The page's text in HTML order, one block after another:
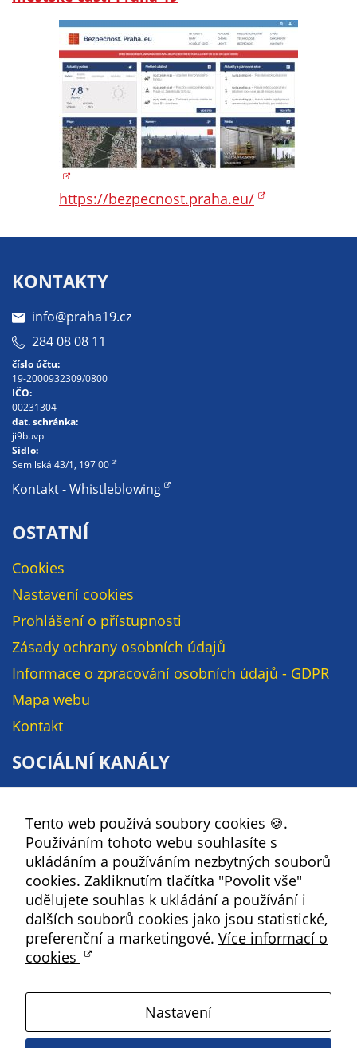
https://bezpecnost.praha.eu/
KONTAKTY
info@praha19.cz
284 08 08 11
číslo účtu:
19-2000932309/0800
IČO:
00231304
dat. schránka:
ji9buvp
Sídlo:
Semilská 43/1, 197 00
Kontakt - Whistleblowing
OSTATNÍ
Cookies
Nastavení cookies
Prohlášení o přístupnosti
Zásady ochrany osobních údajů
Informace o zpracování osobních údajů - GDPR
Mapa webu
Kontakt
SOCIÁLNÍ KANÁLY
YouTube
Instagram
RSS
Kbely
Satalice
Tento web používá soubory cookies 🍪.
Používáním tohoto webu souhlasíte s
ukládáním a používáním nezbytných souborů
cookies. Zakliknutím tlačítka "Povolit vše"
udělujete souhlas k ukládání a používání i
dalších souborů cookies jako jsou statistické,
preferenční a marketingové. Více informací o
cookies
Nastavení
deaktivovány
nebo
aktivovány.
Analytické
cookies
Analytické
umožňují
výkonu
na konkrétní
uživatelé
našeho webu.
vztahu k Vaší
ztrácíme
možnost
analýzy
výkonu a
optimalizace
našich
opatření.
soubory cookie
Používáme rovněž